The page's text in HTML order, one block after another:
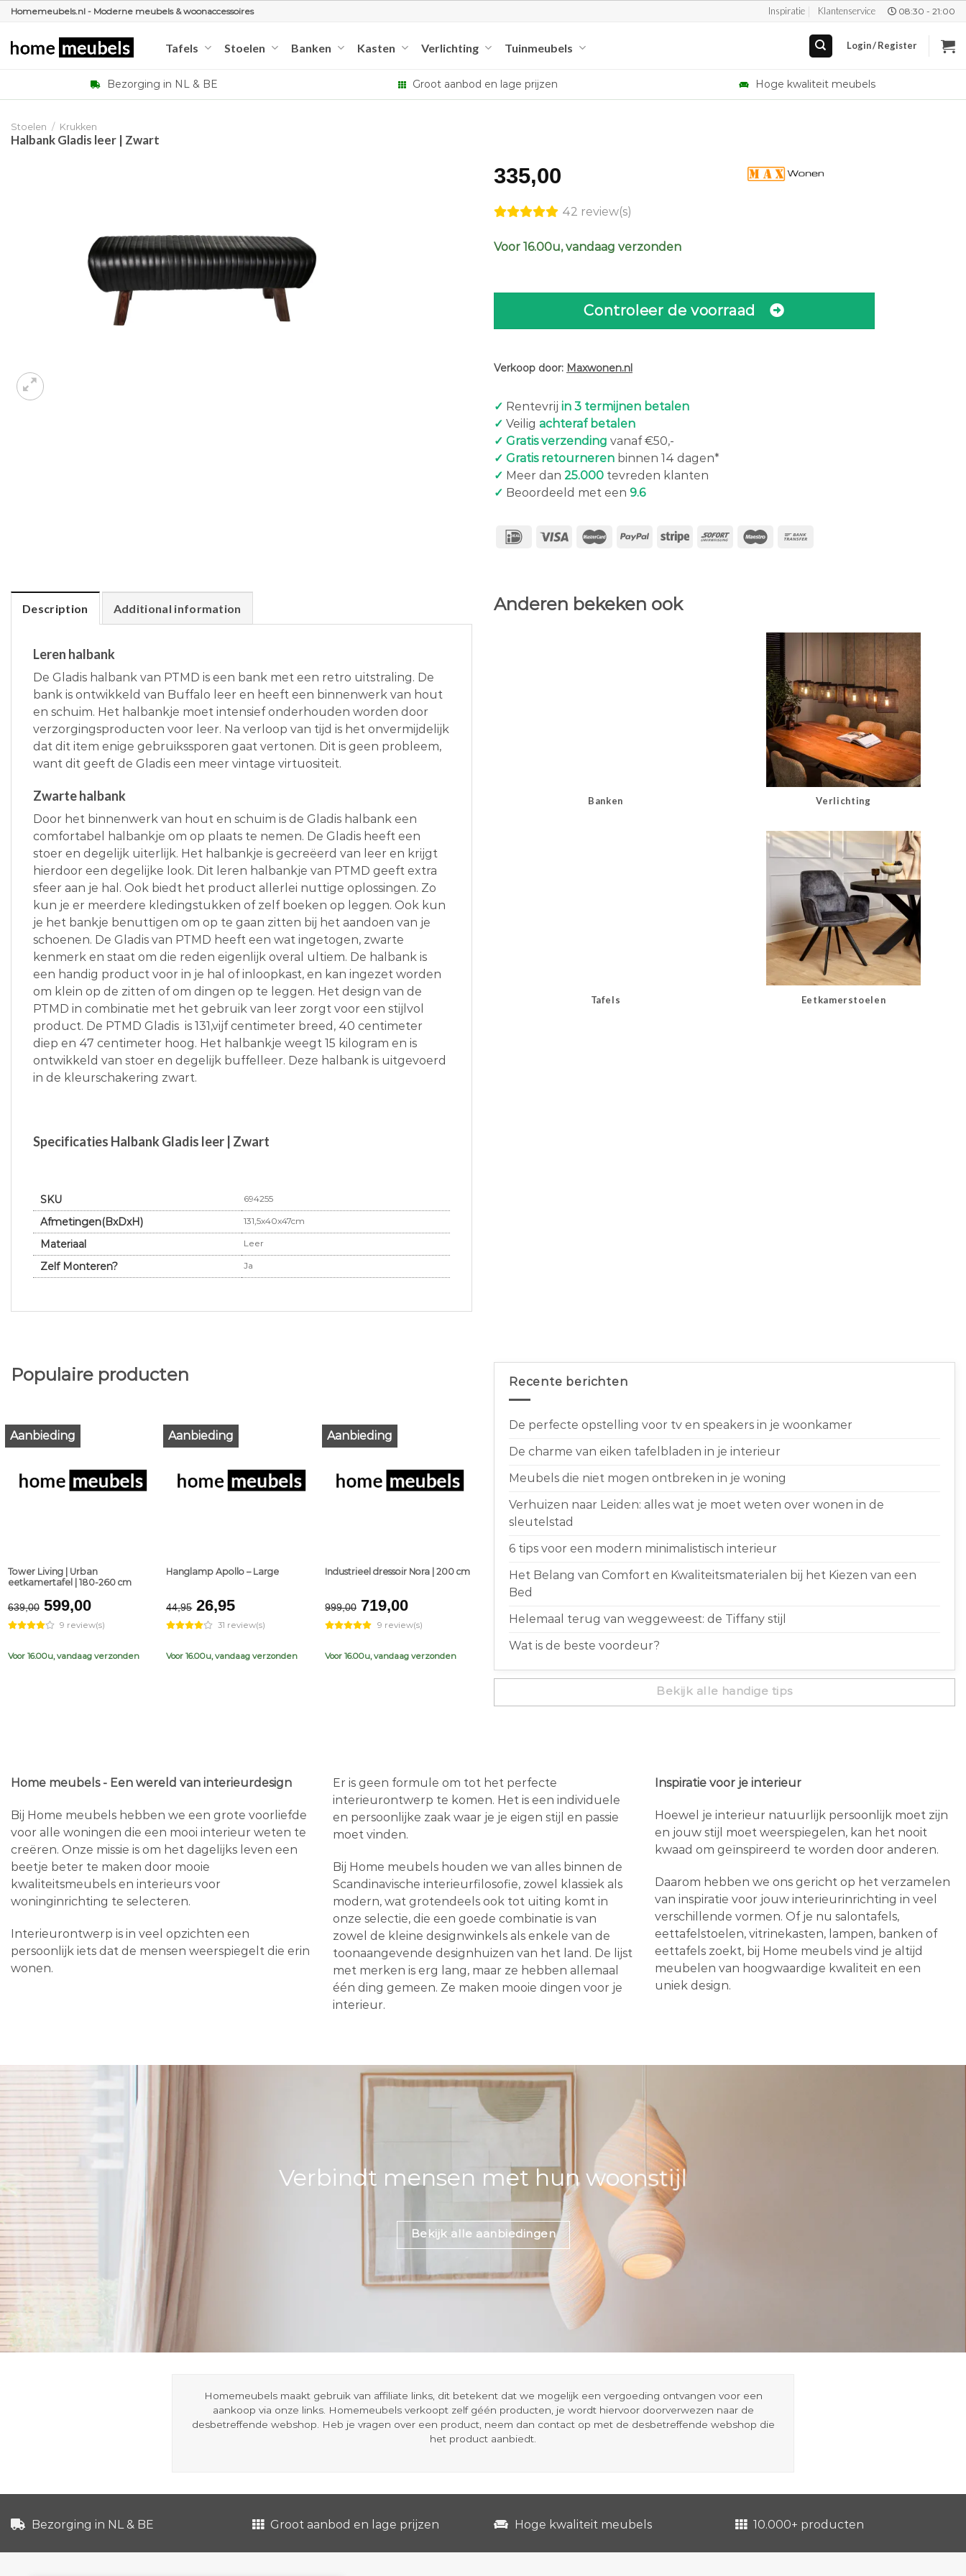
Ga
inhoud
Homemeubels.nl - Moderne meubels & woonaccessoires Inspiratie Klantenservice 08:30 - 21:00
Tafels Stoelen Banken Kasten Verlichting Tuinmeubels Login / Register
Bezorging in NL & BE Groot aanbod en lage prijzen Hoge kwaliteit meubels
Stoelen / Krukken
Halbank Gladis leer | Zwart
335,00
42 review(s)
Voor 16.00u, vandaag verzonden
Controleer de voorraad
Verkoop door: Maxwonen.nl
✓ Rentevrij in 3 termijnen betalen
✓ Veilig achteraf betalen
✓ Gratis verzending vanaf €50,-
✓ Gratis retourneren binnen 14 dagen*
✓ Meer dan 25.000 tevreden klanten
✓ Beoordeeld met een 9.6
Description Additional information
Leren halbank
De Gladis halbank van PTMD is een bank met een retro uitstraling. De
bank is ontwikkeld van Buffalo leer en heeft een binnenwerk van hout
en schuim. Het halbankje moet intensief onderhouden worden door
verzorgingsproducten voor leer. Na verloop van tijd is het onvermijdelijk
dat dit item enige gebruikssporen gaat vertonen. Dit is geen probleem,
want dit geeft de Gladis een meer vintage virtuositeit.
Zwarte halbank
Door het binnenwerk van hout en schuim is de Gladis halbank een
comfortabel halbankje om op plaats te nemen. De Gladis heeft een
stoer en degelijk uiterlijk. Het halbankje is gecreëerd van leer en krijgt
hierdoor een degelijke look. Dit leren halbankje van PTMD geeft extra
sfeer aan je hal. Ook biedt het product allerlei nuttige oplossingen. Zo
kun je er meerdere kledingstukken of zelf boeken op leggen. Ook kun
je het bankje benuttigen om op te gaan zitten bij het aandoen van je
schoenen. De Gladis van PTMD heeft een wat ingetogen, zwarte
kenmerk en staat om die reden eigenlijk overal ultiem. De halbank is
een handig product voor in je hal of inloopkast, en kan ingezet worden
om klein op de zitten of om dingen op te leggen. Het design van de
PTMD in combinatie met het gebruik van leer zorgt voor een stijlvol
product. De PTMD Gladis is 131,vijf centimeter breed, 40 centimeter
diep en 47 centimeter hoog. Het halbankje weegt 15 kilogram en is
ontwikkeld van stoer en degelijk buffelleer. Deze halbank is uitgevoerd
in de kleurschakering zwart.
Specificaties Halbank Gladis leer | Zwart
SKU 694255
Afmetingen(BxDxH) 131,5x40x47cm
Materiaal Leer
Zelf Monteren? Ja
Anderen bekeken ook
Banken Verlichting
Tafels Eetkamerstoelen
Populaire producten
Aanbieding
Tower Living | Urban
eetkamertafel | 180-260 cm
639,00 Original
price
was:
€639,00.
599,00Current
price
is:
€599,00.
9 review(s)
Voor 16.00u, vandaag verzonden
Aanbieding
Hanglamp Apollo – Large
44,95 Original
price
was:
€44,95.
26,95Current
price
is:
€26,95.
31 review(s)
Voor 16.00u, vandaag verzonden
Aanbieding
Industrieel dressoir Nora | 200 cm
999,00 Original
price
was:
€999,00.
719,00Current
price
is:
€719,00.
9 review(s)
Voor 16.00u, vandaag verzonden
Recente berichten
De perfecte opstelling voor tv en speakers in je woonkamer
De charme van eiken tafelbladen in je interieur
Meubels die niet mogen ontbreken in je woning
Verhuizen naar Leiden: alles wat je moet weten over wonen in de
sleutelstad
6 tips voor een modern minimalistisch interieur
Het Belang van Comfort en Kwaliteitsmaterialen bij het Kiezen van een
Bed
Helemaal terug van weggeweest: de Tiffany stijl
Wat is de beste voordeur?
Bekijk alle handige tips
Home meubels - Een wereld van interieurdesign
Bij Home meubels hebben we een grote voorliefde
voor alle woningen die een mooi interieur weten te
creëren. Onze missie is om het dagelijks leven een
beetje beter te maken door mooie
kwaliteitsmeubels en interieurs voor
woninginrichting te selecteren.
Interieurontwerp is in veel opzichten een
persoonlijk iets dat de mensen weerspiegelt die erin
wonen.
Er is geen formule om tot het perfecte
interieurontwerp te komen. Het is een individuele
en persoonlijke zaak waar je je eigen stijl en passie
moet vinden.
Bij Home meubels houden we van alles binnen de
Scandinavische interieurfilosofie, zowel klassiek als
modern, wat grotendeels ook tot uiting komt in
onze selectie, die een goede combinatie is van
zowel de kleine designwinkels als enkele van de
toonaangevende designhuizen van het land. De lijst
met merken is erg lang, maar ze hebben allemaal
één ding gemeen. Ze maken mooie dingen voor je
interieur.
Inspiratie voor je interieur
Hoewel je interieur natuurlijk persoonlijk moet zijn
en jouw stijl moet weerspiegelen, kan het nooit
kwaad om geïnspireerd te worden door anderen.
Daarom hebben we ons gericht op het verzamelen
van inspiratie voor jouw interieurinrichting in veel
verschillende vormen. Of je nu salontafels,
eettafelstoelen, vitrinekasten, lampen, banken of
eettafels zoekt, bij Home meubels vind je altijd
meubelen van hoogwaardige kwaliteit en een
uniek design.
Verbindt mensen met hun woonstijl
Bekijk alle aanbiedingen
Homemeubels maakt gebruik van affiliate links, dit betekent dat we mogelijk een vergoeding ontvangen voor een
aankoop via onze links. Homemeubels verkoopt zelf géén producten, je wordt hiervoor doorverwezen naar de
desbetreffende webshop. Heb je vragen over een product, neem dan contact op met de desbetreffende webshop die
het product aanbiedt.
Bezorging in NL & BE Groot aanbod en lage prijzen Hoge kwaliteit meubels 10.000+ producten